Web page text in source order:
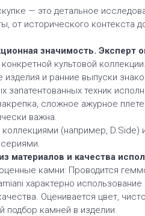
— это детальное
от исторического контекста
значимость. Эксперт
культовой
изделия и ранние выпуски
запатентованных техник
сложное ажурное
важна.
(например, D.Side)
материалов и качества
камни: Проводится
характерно использование
Оценивается цвет,
камней в изделии.